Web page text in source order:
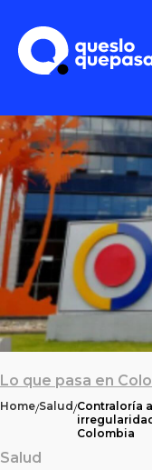
Lo que pasa en
Home/Salud/Contraloría
Colombia
Salud